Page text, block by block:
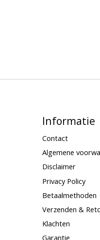
Informatie
Contact
Algemene
Disclaimer
Privacy Policy
Betaalmethoden
Verzenden &
Klachten
Garantie